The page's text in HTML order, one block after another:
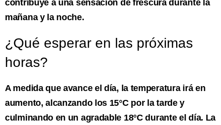
contribuye a una sensación de frescura durante la
mañana y la noche.
¿Qué esperar en las próximas
horas?
A medida que avance el día, la temperatura irá en
aumento, alcanzando los 15°C por la tarde y
culminando en un agradable 18°C durante el día. La